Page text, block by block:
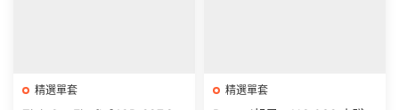
精選單套 精選單套